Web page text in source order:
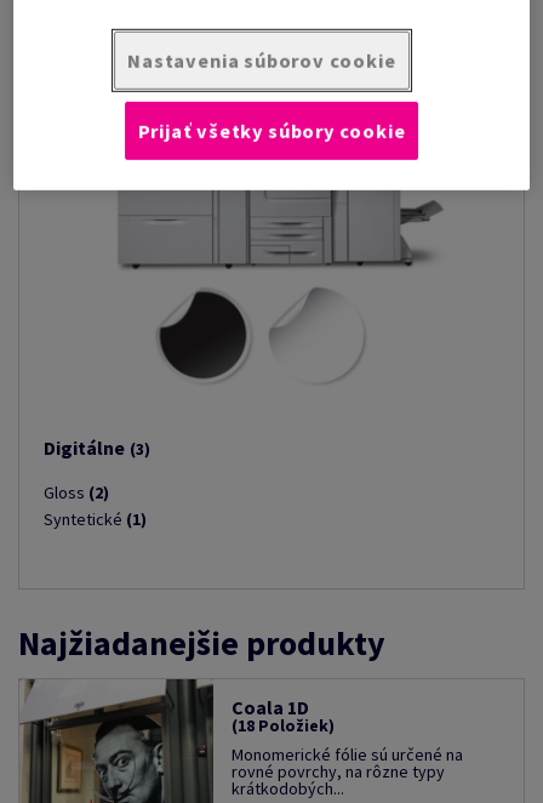
Pozrieť viac
Digitálne (3)
Gloss (2)
Syntetické (1)
Najžiadanejšie produkty
Coala 1D
(18 Položiek)
Monomerické fólie sú určené na
rovné povrchy, na rôzne typy
krátkodobých...
Nastavenia súborov cookie
Prijať všetky súbory cookie